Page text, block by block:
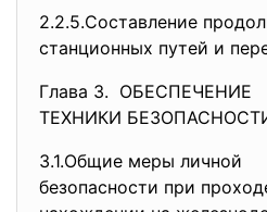
2.2.5.Составление
станционных путей и
Глава 3. ОБЕСПЕЧЕНИЕ
ТЕХНИКИ
3.1.Общие меры личной
безопасности при